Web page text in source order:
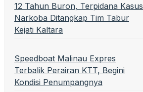
12 Tahun Buron, Terpidana Kasus
Narkoba Ditangkap Tim Tabur
Kejati Kaltara
Speedboat Malinau Expres
Terbalik Perairan KTT, Begini
Kondisi Penumpangnya